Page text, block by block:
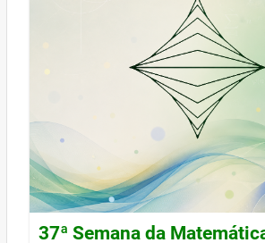
37ª Semana da